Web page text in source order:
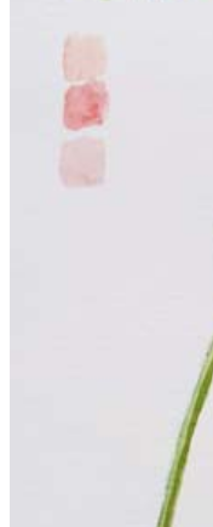
Op elke afdruk staan
Voorbeelden van